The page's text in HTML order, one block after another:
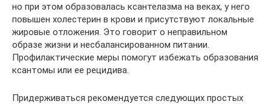
но при этом образовалась ксантелазма на веках, у него
повышен холестерин в крови и присутствуют локальные
жировые отложения. Это говорит о неправильном
образе жизни и несбалансированном питании.
Профилактические меры помогут избежать образования
ксантомы или ее рецидива.
Придерживаться рекомендуется следующих простых